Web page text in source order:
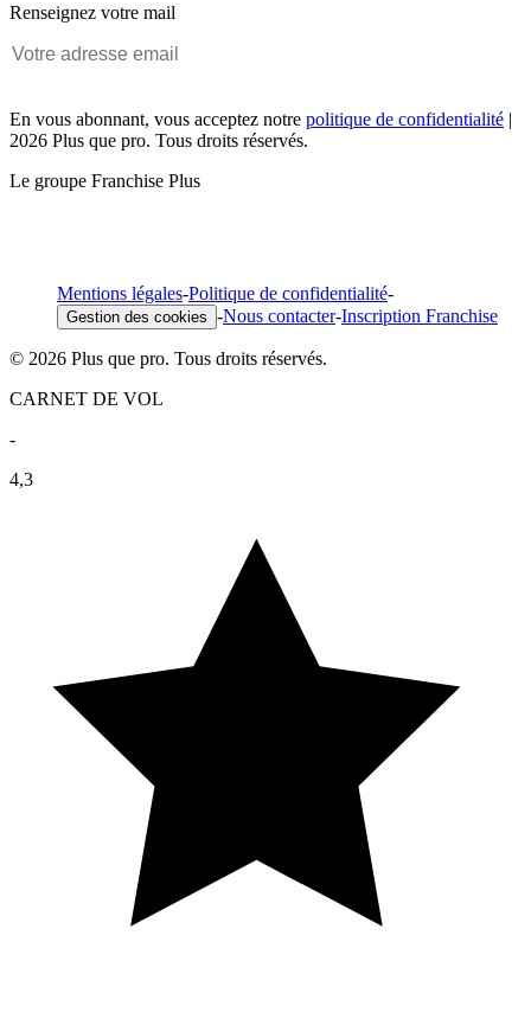
Renseignez votre mail
En vous abonnant, vous acceptez notre politique de confidentialité |
2026 Plus que pro. Tous droits réservés.
Le groupe Franchise Plus
Mentions légales-Politique de confidentialité-
Gestion des cookies -Nous contacter-Inscription Franchise
© 2026 Plus que pro. Tous droits réservés.
CARNET DE VOL
-
4,3